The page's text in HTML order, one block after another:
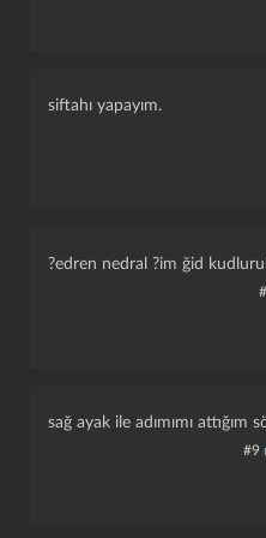
siftahı yapayım.
?edren nedral ?im ğid
sağ ayak ile adımımı attığım
#9